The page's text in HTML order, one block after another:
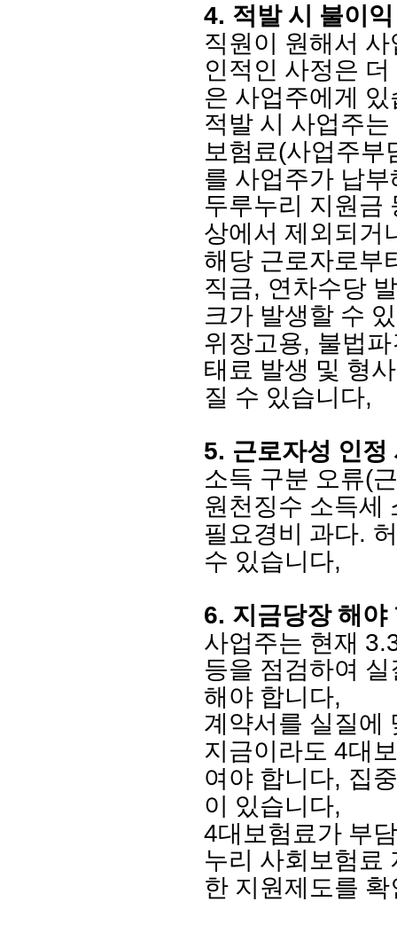
4. 적발 시 불이익
직원이 원해서
인적인 사정은
은 사업주에게
적발 시 사업주
보험료(사업주부
를 사업주가 납
두루누리 지원금
상에서 제외되거
해당 근로자로부
직금, 연차수당
크가 발생할 수
위장고용, 불법
태료 발생 및 형
질 수 있습니다,
5. 근로자성 인정
소득 구분 오류(
원천징수 소득세
필요경비 과다.
수 있습니다,
6. 지금당장 해야
사업주는 현재
등을 점검하여
해야 합니다,
계약서를 실질에
지금이라도 4대
여야 합니다, 집
이 있습니다,
4대보험료가 부
누리 사회보험료
한 지원제도를